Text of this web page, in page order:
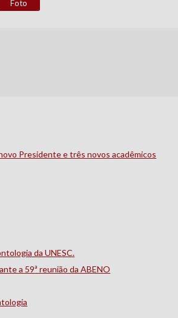
Foto
Presidente e três novos acadêmicos
da UNESC.
a 59ª reunião da ABENO